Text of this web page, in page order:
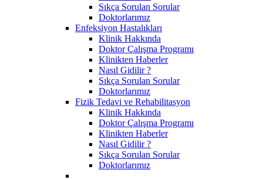
Sıkça Sorulan Sorular
Doktorlarımız
Enfeksiyon Hastalıkları
Klinik Hakkında
Doktor Çalışma Programı
Klinikten Haberler
Nasıl Gidilir ?
Sıkça Sorulan Sorular
Doktorlarımız
Fizik Tedavi ve Rehabilitasyon
Klinik Hakkında
Doktor Çalışma Programı
Klinikten Haberler
Nasıl Gidilir ?
Sıkça Sorulan Sorular
Doktorlarımız